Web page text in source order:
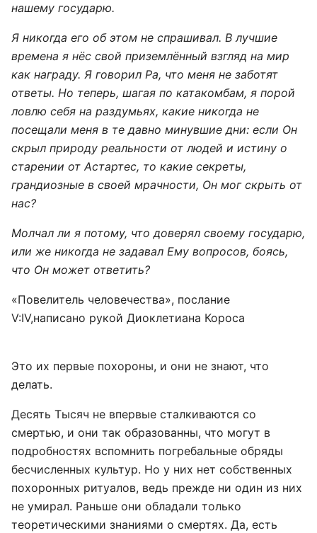
нашему государю.
Я никогда его об этом не спрашивал. В лучшие
времена я нёс свой приземлённый взгляд на мир
как награду. Я говорил Ра, что меня не заботят
ответы. Но теперь, шагая по катакомбам, я порой
ловлю себя на раздумьях, какие никогда не
посещали меня в те давно минувшие дни: если Он
скрыл природу реальности от людей и истину о
старении от Астартес, то какие секреты,
грандиозные в своей мрачности, Он мог скрыть от
нас?
Молчал ли я потому, что доверял своему государю,
или же никогда не задавал Ему вопросов, боясь,
что Он может ответить?
«Повелитель человечества», послание
V:IV,написано рукой Диоклетиана Короса
Это их первые похороны, и они не знают, что
делать.
Десять Тысяч не впервые сталкиваются со
смертью, и они так образованны, что могут в
подробностях вспомнить погребальные обряды
бесчисленных культур. Но у них нет собственных
похоронных ритуалов, ведь прежде ни один из них
не умирал. Раньше они обладали только
теоретическими знаниями о смертях. Да, есть